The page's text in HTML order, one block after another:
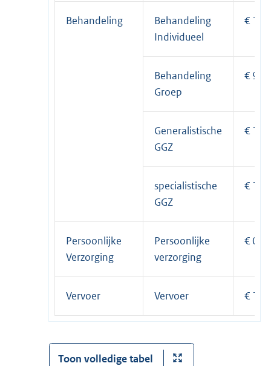
Behandeling
Behandeling
Individueel
€
Behandeling
Groep
€
Generalistische
GGZ
€
specialistische
GGZ
€
Persoonlijke
Verzorging
Persoonlijke
verzorging
€
Vervoer Vervoer €
Toon volledige tabel